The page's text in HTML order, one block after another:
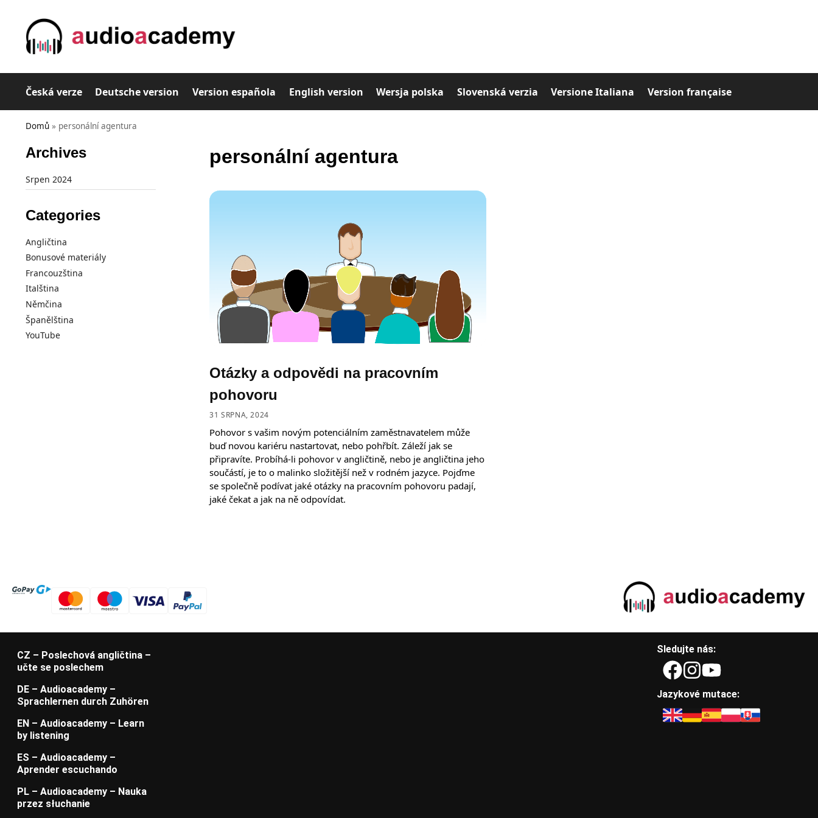
Česká verze Deutsche version Version española English version Wersja polska Slovenská verzia Versione Italiana Version française
Domů» personální agentura
personální agentura
Otázky a odpovědi na pracovním
pohovoru
31 SRPNA, 2024
Pohovor s vašim novým potenciálním zaměstnavatelem může
buď novou kariéru nastartovat, nebo pohřbít. Záleží jak se
připravíte. Probíhá-li pohovor v angličtině, nebo je angličtina jeho
součástí, je to o malinko složitější než v rodném jazyce. Pojďme
se společně podívat jaké otázky na pracovním pohovoru padají,
jaké čekat a jak na ně odpovídat.
Archives
Srpen 2024
Categories
Angličtina
Bonusové materiály
Francouzština
Italština
Němčina
Španělština
YouTube
CZ – Poslechová angličtina –
učte se poslechem
DE – Audioacademy –
Sprachlernen durch Zuhören
EN – Audioacademy – Learn
by listening
ES – Audioacademy –
Aprender escuchando
PL – Audioacademy – Nauka
przez słuchanie
Sledujte nás:
Jazykové mutace: